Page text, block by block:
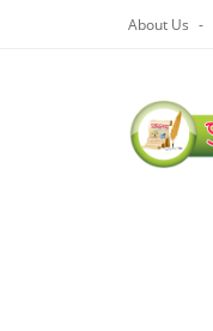
About Us